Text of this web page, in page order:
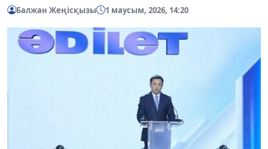
Балжан Жеңісқызы 1 маусым, 2026, 14:20